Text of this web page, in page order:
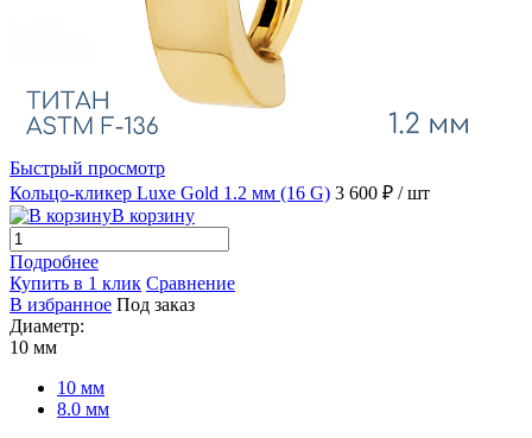
Быстрый просмотр
Кольцо-кликер Luxe Gold 1.2 мм (16 G) 3 600 ₽ / шт
В корзину
Подробнее
Купить в 1 клик Сравнение
В избранное Под заказ
Диаметр:
10 мм
10 мм
8.0 мм